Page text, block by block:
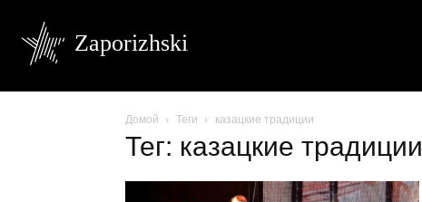
Zaporizhski
Домой Теги казацкие традиции
Тег: казацкие традиции